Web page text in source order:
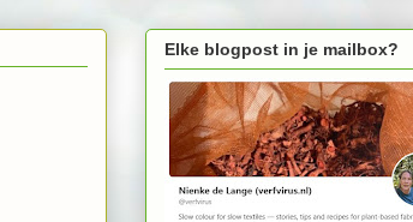
Elke blogpost in je mailbox?